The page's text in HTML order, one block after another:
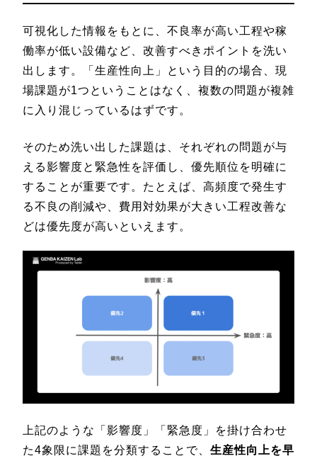
可視化した情報をもとに、不良率が高い工程や稼
働率が低い設備など、改善すべきポイントを洗い
出します。「生産性向上」という目的の場合、現
場課題が1つということはなく、複数の問題が複雑
に入り混じっているはずです。
そのため洗い出した課題は、それぞれの問題が与
える影響度と緊急性を評価し、優先順位を明確に
することが重要です。たとえば、高頻度で発生す
る不良の削減や、費用対効果が大きい工程改善な
どは優先度が高いといえます。
上記のような「影響度」「緊急度」を掛け合わせ
た4象限に課題を分類することで、 生産性向上を早